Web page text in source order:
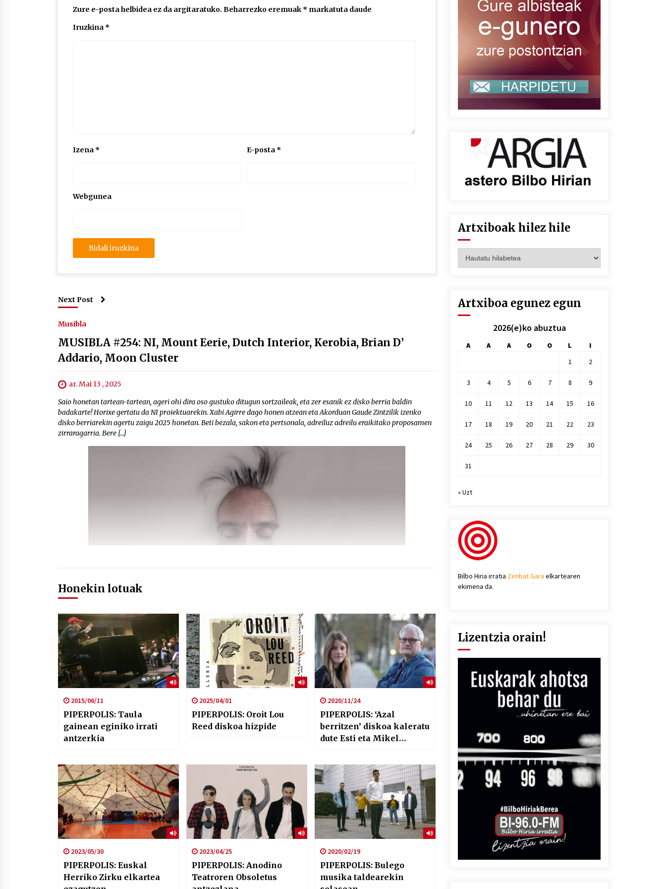
Zure e-posta helbidea ez da argitaratuko. Beharrezko eremuak * markatuta daude
Iruzkina *
Izena * E-posta *
Webgunea
Next Post
Musibla
MUSIBLA #254: NI, Mount Eerie, Dutch Interior, Kerobia, Brian D’
Addario, Moon Cluster
ar. Mai 13 , 2025
Saio honetan tartean-tartean, ageri ohi dira oso gustuko ditugun sortzaileak, eta zer esanik ez disko berria baldin
badakarte! Horixe gertatu da NI proiektuarekin. Xabi Agirre dago honen atzean eta Akorduan Gaude Zintzilik izenko
disko berriarekin agertu zaigu 2025 honetan. Beti bezala, sakon eta pertsonala, adreiluz adreilu eraikitako proposamen
zirraragarria. Bere […]
Honekin lotuak
2015/06/11
PIPERPOLIS: Taula
gainean eginiko irrati
antzerkia
2025/04/01
PIPERPOLIS: Oroit Lou
Reed diskoa hizpide
2020/11/24
PIPERPOLIS: ‘Azal
berritzen’ diskoa kaleratu
dute Esti eta Mikel
2023/05/30
PIPERPOLIS: Euskal
Herriko Zirku elkartea
2023/04/25
PIPERPOLIS: Anodino
Teatroren Obsoletus
2020/02/19
PIPERPOLIS: Bulego
musika taldearekin
Artxiboak hilez hile
hilez
Artxiboa egunez egun
2026(e)ko abuztua
A A A O O L
I
1
2
3 4 5 6 7 8 9
10 11 12 13 14 15 16
17 18 19 20 21 22 23
24 25 26 27 28 29 30
31
« Uzt
Bilbo Hiria irratia Zenbat Gara elkartearen
ekimena da.
Lizentzia orain!